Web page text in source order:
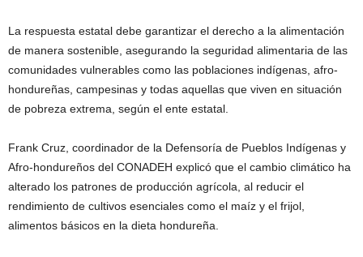
La respuesta estatal debe garantizar el derecho a la alimentación
de manera sostenible, asegurando la seguridad alimentaria de las
comunidades vulnerables como las poblaciones indígenas, afro-
hondureñas, campesinas y todas aquellas que viven en situación
de pobreza extrema, según el ente estatal.
Frank Cruz, coordinador de la Defensoría de Pueblos Indígenas y
Afro-hondureños del CONADEH explicó que el cambio climático ha
alterado los patrones de producción agrícola, al reducir el
rendimiento de cultivos esenciales como el maíz y el frijol,
alimentos básicos en la dieta hondureña.